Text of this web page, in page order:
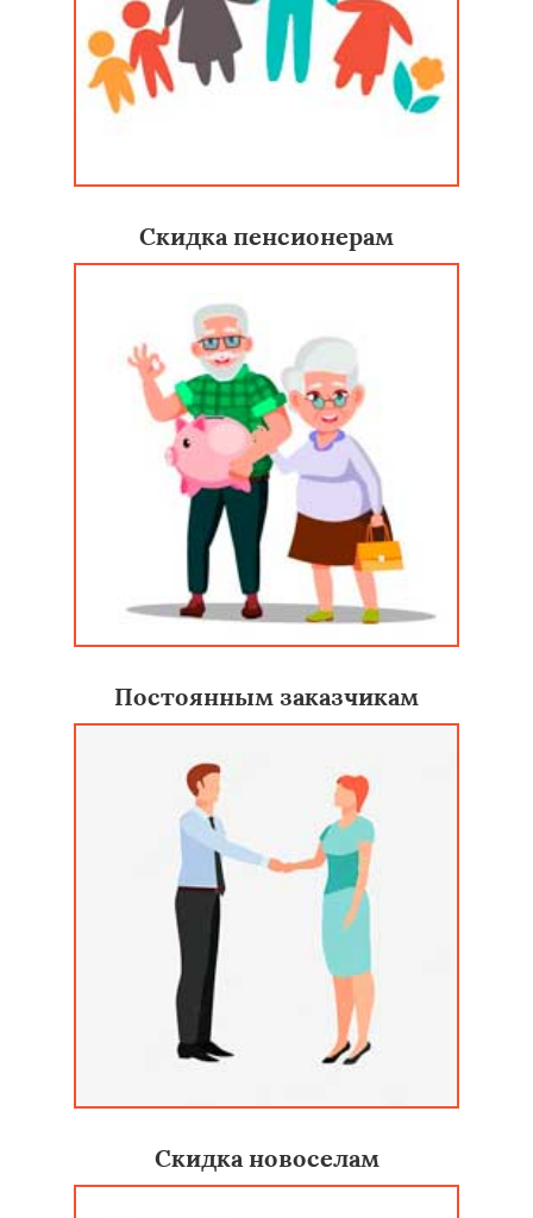
Скидка пенсионерам
Постоянным заказчикам
Скидка новоселам